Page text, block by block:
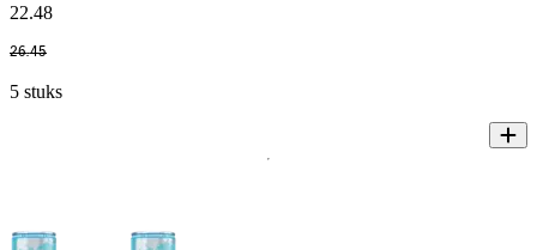
22.48
26.45
5 stuks